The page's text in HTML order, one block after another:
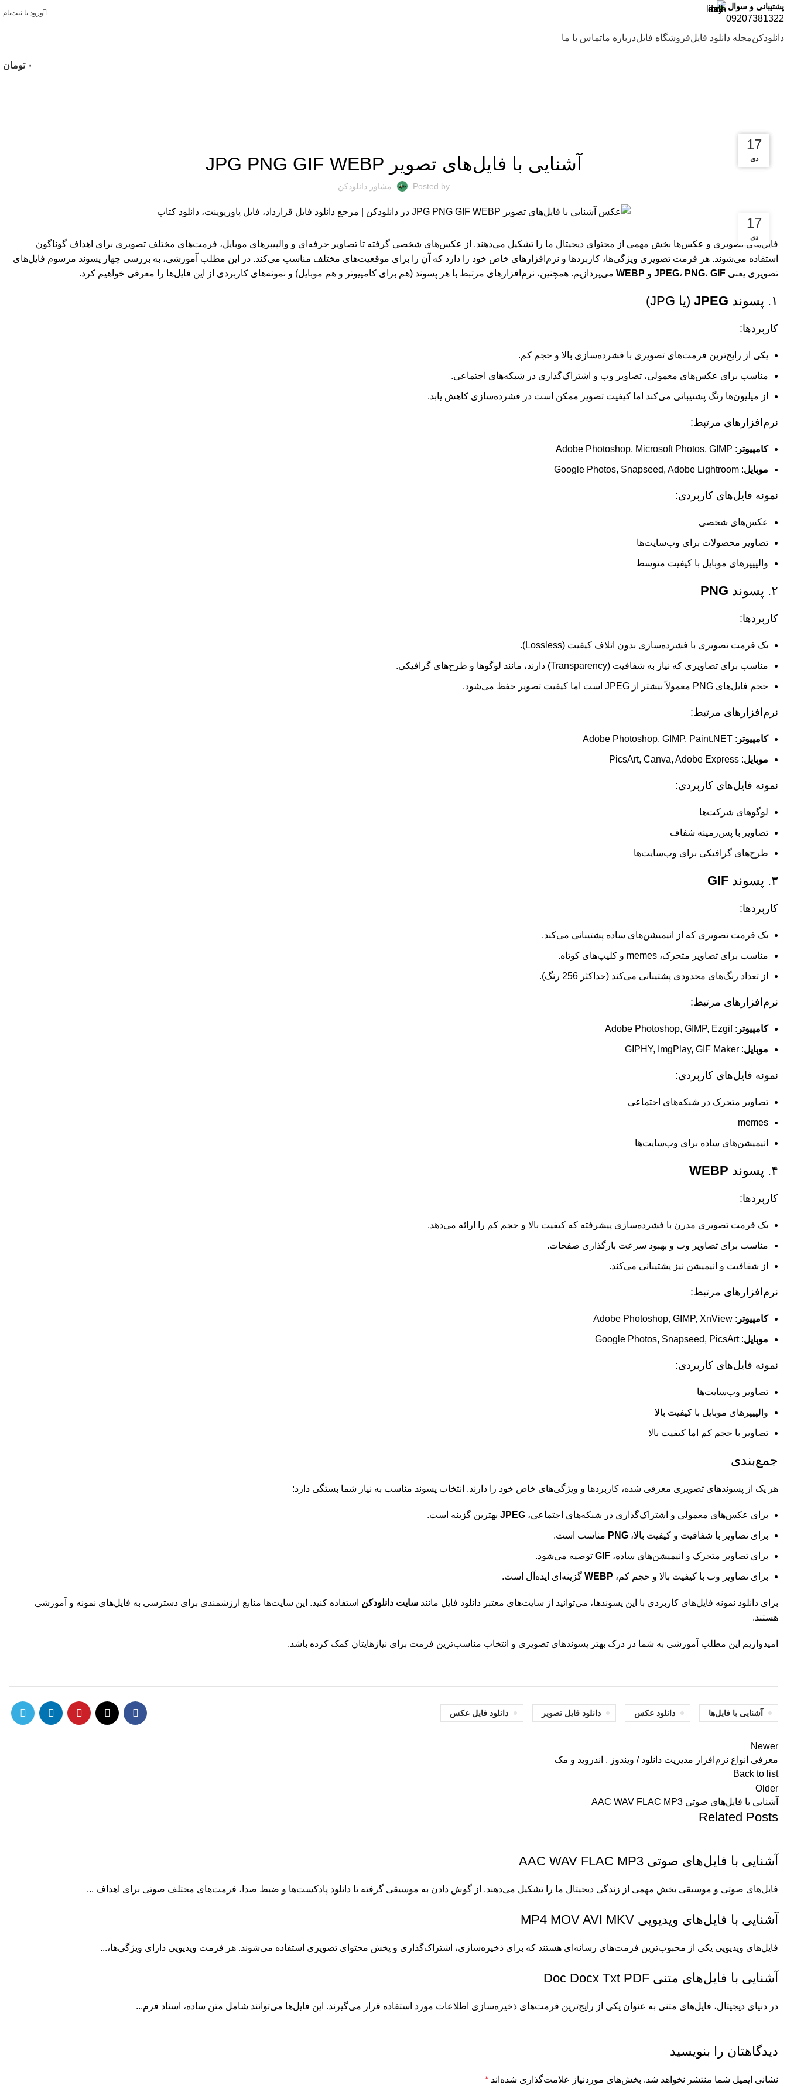
پشتیبانی و سوال
09207381322
ورود یا ثبت‌نام
دانلودکنمجله دانلود فایلفروشگاه فایلدرباره ماتماس با ما
۰ تومان
آشنایی با فایل‌های تصویر JPG PNG GIF WEBP
Posted by مشاور دانلودکن
17
دی
فایل‌های تصویری و عکس‌ها بخش مهمی از محتوای دیجیتال ما را تشکیل می‌دهند. از عکس‌های شخصی گرفته تا تصاویر حرفه‌ای و والپیپرهای موبایل، فرمت‌های مختلف تصویری برای اهداف گوناگون
استفاده می‌شوند. هر فرمت تصویری ویژگی‌ها، کاربردها و نرم‌افزارهای خاص خود را دارد که آن را برای موقعیت‌های مختلف مناسب می‌کند. در این مطلب آموزشی، به بررسی چهار پسوند مرسوم فایل‌های
تصویری یعنی
JPEG، PNG، GIF و WEBP می‌پردازیم. همچنین، نرم‌افزارهای مرتبط با هر پسوند (هم برای کامپیوتر و هم موبایل) و نمونه‌های کاربردی از این فایل‌ها را معرفی خواهیم کرد.
۱. پسوند JPEG (یا JPG)
کاربردها:
یکی از رایج‌ترین فرمت‌های تصویری با فشرده‌سازی بالا و حجم کم.
مناسب برای عکس‌های معمولی، تصاویر وب و اشتراک‌گذاری در شبکه‌های اجتماعی.
از میلیون‌ها رنگ پشتیبانی می‌کند اما کیفیت تصویر ممکن است در فشرده‌سازی کاهش یابد.
نرم‌افزارهای مرتبط:
کامپیوتر : Adobe Photoshop, Microsoft Photos, GIMP
موبایل: Google Photos, Snapseed, Adobe Lightroom
نمونه فایل‌های کاربردی:
عکس‌های شخصی
تصاویر محصولات برای وب‌سایت‌ها
والپیپرهای موبایل با کیفیت متوسط
۲. پسوند PNG
کاربردها:
یک فرمت تصویری با فشرده‌سازی بدون اتلاف کیفیت (Lossless).
مناسب برای تصاویری که نیاز به شفافیت (Transparency) دارند، مانند لوگوها و طرح‌های گرافیکی.
حجم فایل‌های PNG معمولاً بیشتر از JPEG است اما کیفیت تصویر حفظ می‌شود.
نرم‌افزارهای مرتبط:
کامپیوتر : Adobe Photoshop, GIMP, Paint.NET
موبایل: PicsArt, Canva, Adobe Express
نمونه فایل‌های کاربردی:
لوگوهای شرکت‌ها
تصاویر با پس‌زمینه شفاف
طرح‌های گرافیکی برای وب‌سایت‌ها
۳. پسوند GIF
کاربردها:
یک فرمت تصویری که از انیمیشن‌های ساده پشتیبانی می‌کند.
مناسب برای تصاویر متحرک، memes و کلیپ‌های کوتاه.
از تعداد رنگ‌های محدودی پشتیبانی می‌کند (حداکثر 256 رنگ).
نرم‌افزارهای مرتبط:
کامپیوتر : Adobe Photoshop, GIMP, Ezgif
موبایل: GIPHY, ImgPlay, GIF Maker
نمونه فایل‌های کاربردی:
تصاویر متحرک در شبکه‌های اجتماعی
memes
انیمیشن‌های ساده برای وب‌سایت‌ها
۴. پسوند WEBP
کاربردها:
یک فرمت تصویری مدرن با فشرده‌سازی پیشرفته که کیفیت بالا و حجم کم را ارائه می‌دهد.
مناسب برای تصاویر وب و بهبود سرعت بارگذاری صفحات.
از شفافیت و انیمیشن نیز پشتیبانی می‌کند.
نرم‌افزارهای مرتبط:
کامپیوتر : Adobe Photoshop, GIMP, XnView
موبایل: Google Photos, Snapseed, PicsArt
نمونه فایل‌های کاربردی:
تصاویر وب‌سایت‌ها
والپیپرهای موبایل با کیفیت بالا
تصاویر با حجم کم اما کیفیت بالا
جمع‌بندی
هر یک از پسوندهای تصویری معرفی شده، کاربردها و ویژگی‌های خاص خود را دارند. انتخاب پسوند مناسب به نیاز شما بستگی دارد:
برای عکس‌های معمولی و اشتراک‌گذاری در شبکه‌های اجتماعی، JPEG بهترین گزینه است.
برای تصاویر با شفافیت و کیفیت بالا، PNG مناسب است.
برای تصاویر متحرک و انیمیشن‌های ساده، GIF توصیه می‌شود.
برای تصاویر وب با کیفیت بالا و حجم کم، WEBP گزینه‌ای ایده‌آل است.
برای دانلود نمونه فایل‌های کاربردی با این پسوندها، می‌توانید از سایت‌های معتبر دانلود فایل مانند سایت دانلودکن استفاده کنید. این سایت‌ها منابع ارزشمندی برای دسترسی به فایل‌های نمونه و آموزشی
هستند.
امیدواریم این مطلب آموزشی به شما در درک بهتر پسوندهای تصویری و انتخاب مناسب‌ترین فرمت برای نیازهایتان کمک کرده باشد.
آشنایی با فایل‌ها دانلود عکس دانلود فایل تصویر دانلود فایل عکس
Newer
معرفی انواع نرم‌افزار مدیریت دانلود / ویندوز . اندروید و مک
Back to list
Older
آشنایی با فایل‌های صوتی AAC WAV FLAC MP3
Related Posts
17
دی
آشنایی با فایل‌های صوتی AAC WAV FLAC MP3
فایل‌های صوتی و موسیقی بخش مهمی از زندگی دیجیتال ما را تشکیل می‌دهند. از گوش دادن به موسیقی گرفته تا دانلود پادکست‌ها و ضبط صدا، فرمت‌های مختلف صوتی برای اهداف ...
17
دی
آشنایی با فایل‌های ویدیویی MP4 MOV AVI MKV
فایل‌های ویدیویی یکی از محبوب‌ترین فرمت‌های رسانه‌ای هستند که برای ذخیره‌سازی، اشتراک‌گذاری و پخش محتوای تصویری استفاده می‌شوند. هر فرمت ویدیویی دارای ویژگی‌ها،...
17
دی
آشنایی با فایل‌های متنی Doc Docx Txt PDF
در دنیای دیجیتال، فایل‌های متنی به عنوان یکی از رایج‌ترین فرمت‌های ذخیره‌سازی اطلاعات مورد استفاده قرار می‌گیرند. این فایل‌ها می‌توانند شامل متن ساده، اسناد فرم...
دیدگاهتان را بنویسید
نشانی ایمیل شما منتشر نخواهد شد. بخش‌های موردنیاز علامت‌گذاری شده‌اند *